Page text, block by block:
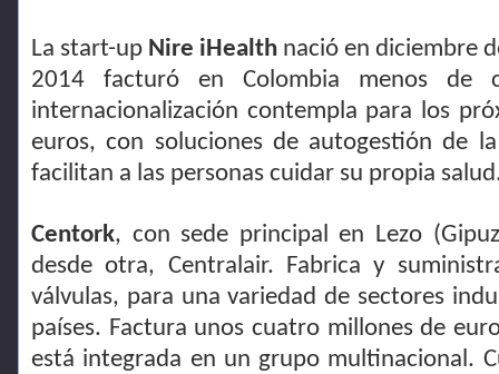
La start-up Nire iHealth nació en diciembre
2014 facturó en Colombia menos
internacionalización contempla para los
euros, con soluciones de autogestión de
facilitan a las personas cuidar su propia
Centork, con sede principal en Lezo
desde otra, Centralair. Fabrica y
válvulas, para una variedad de sectores
países. Factura unos cuatro millones de
está integrada en un grupo multinacional.